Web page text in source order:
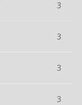
3
3
3
3